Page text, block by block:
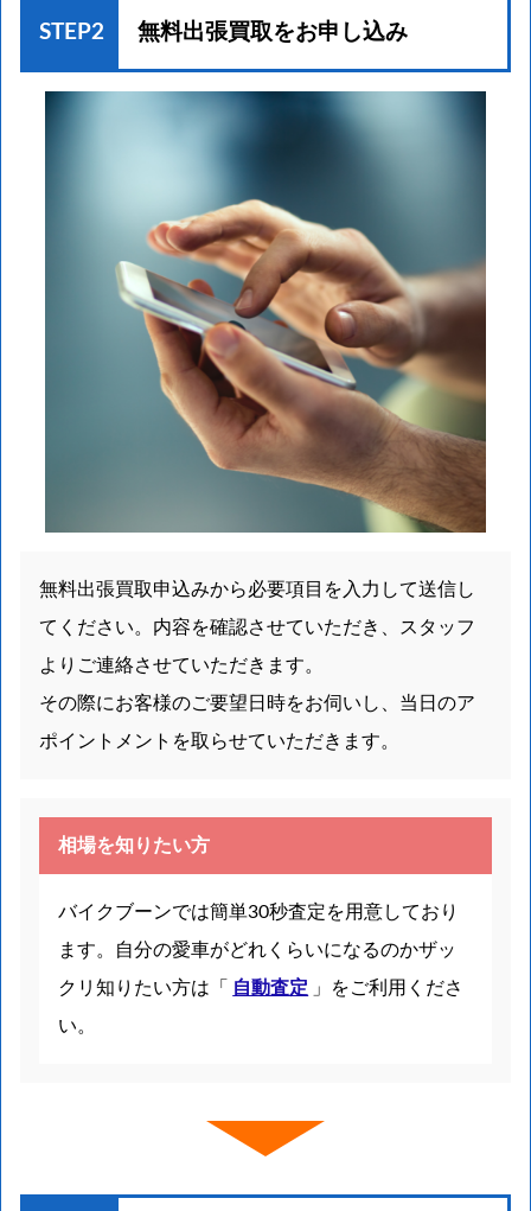
STEP2 無料出張買取をお申し込み
無料出張買取申込みから必要項目を入力して送信し
てください。内容を確認させていただき、スタッフ
よりご連絡させていただきます。
その際にお客様のご要望日時をお伺いし、当日のア
ポイントメントを取らせていただきます。
相場を知りたい方
バイクブーンでは簡単30秒査定を用意しており
ます。自分の愛車がどれくらいになるのかザッ
クリ知りたい方は「
自動査定 」をご利用くださ
い。